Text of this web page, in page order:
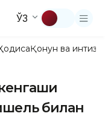
ЎЗ
Қонун ва
билан